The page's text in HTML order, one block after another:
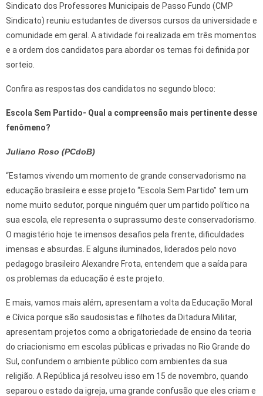
Sindicato dos Professores Municipais de Passo Fundo (CMP
Sindicato) reuniu estudantes de diversos cursos da universidade e
comunidade em geral. A atividade foi realizada em três momentos
e a ordem dos candidatos para abordar os temas foi definida por
sorteio.
Confira as respostas dos candidatos no segundo bloco:
Escola Sem Partido- Qual a compreensão mais pertinente desse
fenômeno?
Juliano Roso (PCdoB)
“Estamos vivendo um momento de grande conservadorismo na
educação brasileira e esse projeto “Escola Sem Partido” tem um
nome muito sedutor, porque ninguém quer um partido político na
sua escola, ele representa o suprassumo deste conservadorismo.
O magistério hoje te imensos desafios pela frente, dificuldades
imensas e absurdas. E alguns iluminados, liderados pelo novo
pedagogo brasileiro Alexandre Frota, entendem que a saída para
os problemas da educação é este projeto.
E mais, vamos mais além, apresentam a volta da Educação Moral
e Cívica porque são saudosistas e filhotes da Ditadura Militar,
apresentam projetos como a obrigatoriedade de ensino da teoria
do criacionismo em escolas públicas e privadas no Rio Grande do
Sul, confundem o ambiente público com ambientes da sua
religião. A República já resolveu isso em 15 de novembro, quando
separou o estado da igreja, uma grande confusão que eles criam e